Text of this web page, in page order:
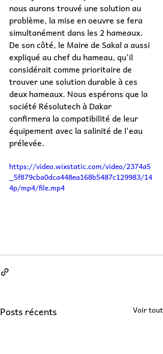
nous aurons trouvé une solution au
problème, la mise en oeuvre se fera
simultanément dans les 2 hameaux.
De son côté, le Maire de Sakal a aussi
expliqué au chef du hameau, qu'il
considérait comme prioritaire de
trouver une solution durable à ces
deux hameaux. Nous espérons que la
société Résolutech à Dakar
confirmera la compatibilité de leur
équipement avec la salinité de l'eau
prélevée.
https://video.wixstatic.com/video/2374a5
_5f879cba0dca448ea168b5487c129983/14
4p/mp4/file.mp4
Posts récents Voir tout